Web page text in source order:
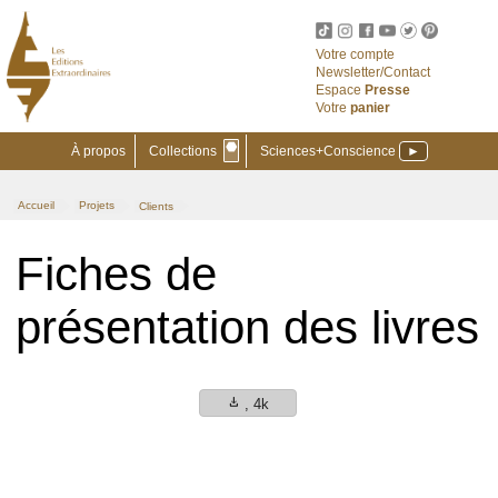
Votre compte
Newsletter/Contact
Espace Presse
Votre panier
À propos Collections ⬣ Sciences+Conscience ►
Accueil Projets Clients
Fiches de
présentation des livres
download , 4k